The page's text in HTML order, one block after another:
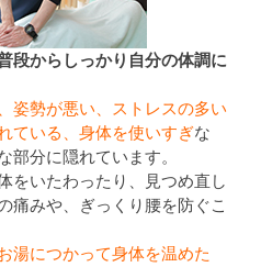
段からしっかり自分の体調に
姿勢が悪い、ストレスの多い
ている、身体を使いすぎな
部分に隠れています。
をいたわったり、見つめ直し
痛みや、ぎっくり腰を防ぐこ
湯につかって身体を温めた